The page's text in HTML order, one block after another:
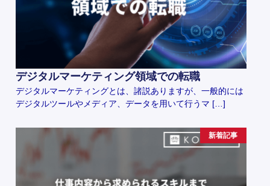
デジタルマーケティング領域での転職
デジタルマーケティングとは、諸説ありますが、一般的には
デジタルツールやメディア、データを用いて行うマ […]
新着記事